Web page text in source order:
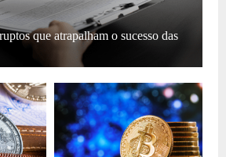
que atrapalham o sucesso das